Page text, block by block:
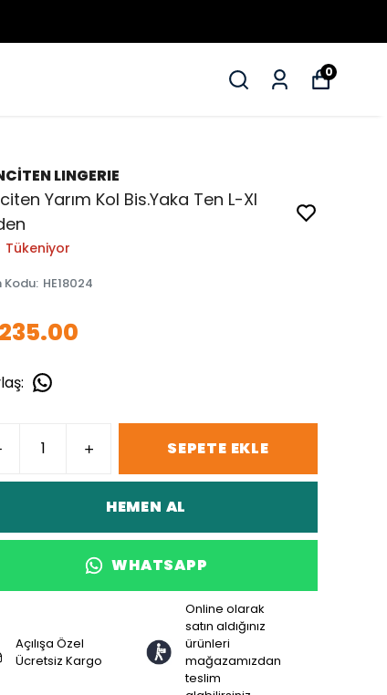
0
LINGERIE
Yarım Kol Bis.Yaka Ten L-Xl
Tükeniyor
Kodu: HE18024
:
SEPETE EKLE
HEMEN AL
WHATSAPP
Açılışa Özel
Ücretsiz Kargo
Online olarak
satın aldığınız
ürünleri
mağazamızdan
teslim